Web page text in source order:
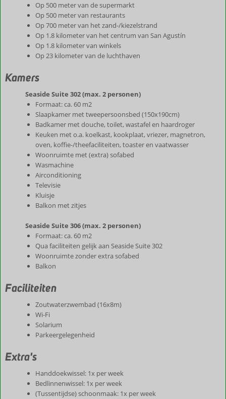
Op 500 meter van de supermarkt
Op 500 meter van restaurants
Op 700 meter van het zand-/kiezelstrand
Op 1.8 kilometer van het centrum van San Agustín
Op 1.8 kilometer van winkels
Op 23 kilometer van de luchthaven
Kamers
Seaside Suite 302 (max. 2 personen)
Formaat: ca. 60 m2
Slaapkamer met tweepersoonsbed (150x190cm)
Badkamer met douche, toilet, wastafel en haardroger
Keuken met o.a. koelkast, kookplaat, vriezer, magnetron,
oven, koffie-/theefaciliteiten, toaster en vaatwasser
Woonruimte met (extra) sofabed
Wasmachine
Airconditioning
Televisie
Kluisje
Balkon met zitjes
Seaside Suite 306 (max. 2 personen)
Formaat: ca. 60 m2
Qua faciliteiten gelijk aan Seaside Suite 302
Woonruimte zonder extra sofabed
Balkon
Faciliteiten
Zoutwaterzwembad (16x8m)
Wi-Fi
Solarium
Parkeergelegenheid
Extra's
Handdoekwissel: 1x per week
Bedlinnenwissel: 1x per week
(Tussentijdse) schoonmaak: 1x per week